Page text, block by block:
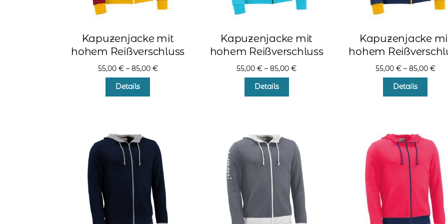
Kapuzenjacke mit
hohem Reißverschluss
55,00 €– 85,00 €
Details
Die
Optionen
können
der
Produktseite
gewählt
werden
Kapuzenjacke mit
hohem Reißverschluss
55,00€ –85,00€
Details
Die
Optionen
können
der
Produktseite
gewählt
werden
Kapuzenjacke
hohem
55,00 €– 85,00 €
Details
Die
der